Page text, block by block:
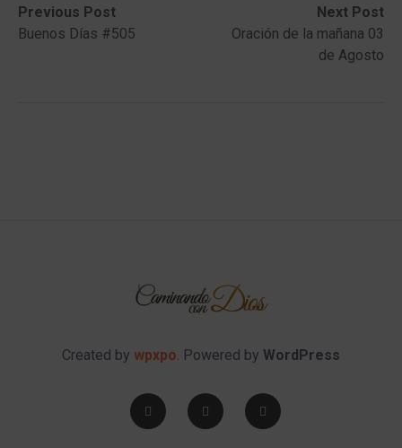
Post
navigation
Previous Post
Previous
post:Buenos Días #505
Next Post
Next
post:
Oración de la mañana 03
de Agosto
Created by wpxpo. Powered by WordPress